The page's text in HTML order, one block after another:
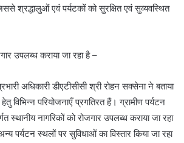
श्रद्धालुओं एवं पर्यटकों को सुरक्षित एवं सुव्यवस्थित
उपलब्ध कराया जा रहा है –
अधिकारी डीएटीसीसी श्री रोहन सक्सेना ने बताया
विभिन्न परियोजनाएँ प्रगतिरत हैं। ग्रामीण पर्यटन
स्थानीय नागरिकों को रोजगार उपलब्ध कराया जा रहा
पर्यटन स्थलों पर सुविधाओं का विस्तार किया जा रहा